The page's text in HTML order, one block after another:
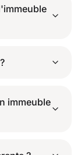
immeuble